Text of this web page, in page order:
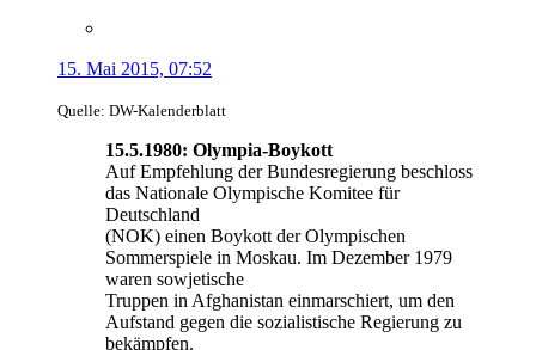
15. Mai 2015, 07:52
Quelle: DW-Kalenderblatt
15.5.1980: Olympia-Boykott
Auf Empfehlung der Bundesregierung beschloss
das Nationale Olympische Komitee für
Deutschland
(NOK) einen Boykott der Olympischen
Sommerspiele in Moskau. Im Dezember 1979
waren sowjetische
Truppen in Afghanistan einmarschiert, um den
Aufstand gegen die sozialistische Regierung zu
bekämpfen.